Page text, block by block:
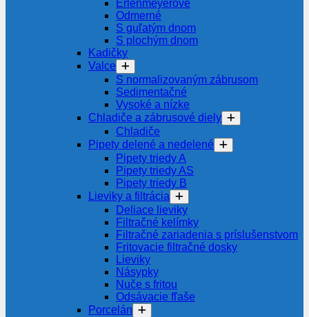
Erlenmeyerové
Odmerné
S guľatým dnom
S plochým dnom
Kadičky
Valce
S normalizovaným zábrusom
Sedimentačné
Vysoké a nízke
Chladiče a zábrusové diely
Chladiče
Pipety delené a nedelené
Pipety triedy A
Pipety triedy AS
Pipety triedy B
Lieviky a filtrácia
Deliace lieviky
Filtračné kelímky
Filtračné zariadenia s príslušenstvom
Fritovacie filtračné dosky
Lieviky
Násypky
Nuče s fritou
Odsávacie fľaše
Porcelán